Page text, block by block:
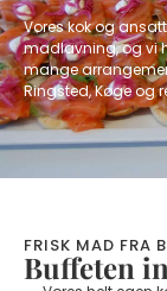
Vores kok og
madlavning, og vi
mange
Ringsted, Køge og
FRISK MAD FRA
Buffeten